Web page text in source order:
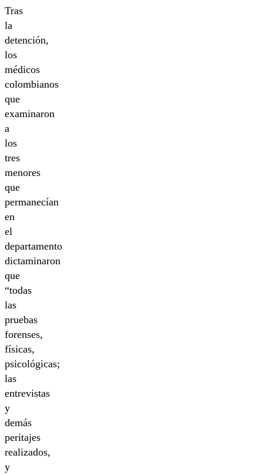
Tras
la
detención,
los
médicos
colombianos
que
examinaron
a
los
tres
menores
que
permanecían
en
el
departamento
dictaminaron
que
“todas
las
pruebas
forenses,
físicas,
psicológicas;
las
entrevistas
y
demás
peritajes
realizados,
y